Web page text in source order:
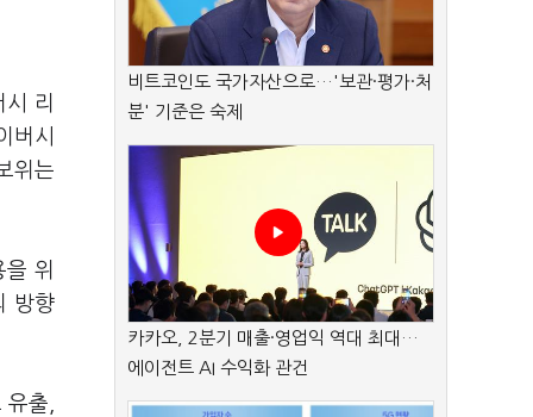
리
버시
위는
을 위
방향
유출
비트코인도 국가자산으로…'보관·평가·처
분' 기준은 숙제
카카오, 2분기 매출·영업익 역대 최대…
에이전트 AI 수익화 관건